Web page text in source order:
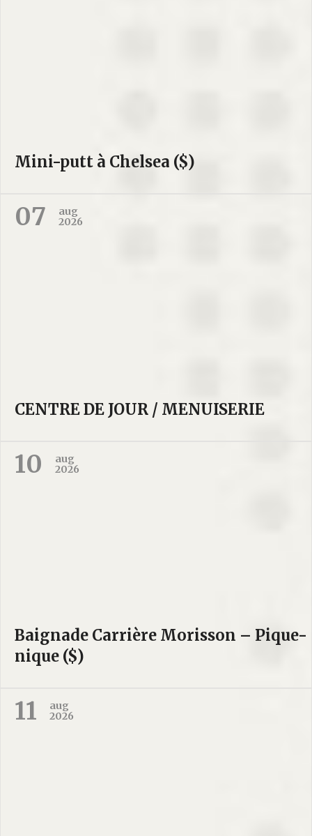
Mini-putt à Chelsea ($)
07
aug
2026
CENTRE DE JOUR / MENUISERIE
10
aug
2026
Baignade Carrière Morisson – Pique-
nique ($)
11
aug
2026